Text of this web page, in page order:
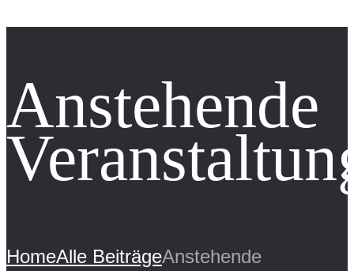
Anstehende
HomeAlle BeiträgeAnstehende